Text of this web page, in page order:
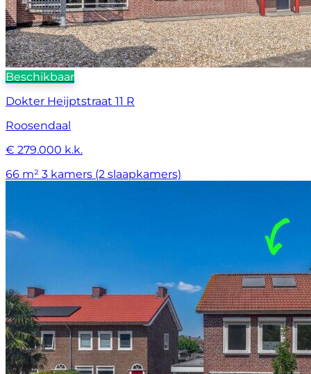
Beschikbaar
Dokter Heijptstraat 11 R
Roosendaal
€ 279.000 k.k.
66 m² 3 kamers (2 slaapkamers)